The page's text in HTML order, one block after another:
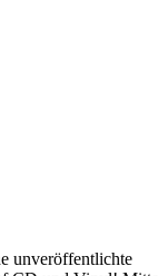
unveröffentlichte